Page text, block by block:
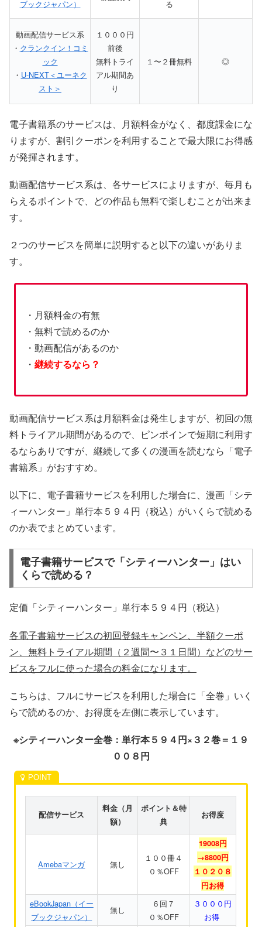
ブックジャパン） る
動画配信サービス系
・ クランクイン！コミ
ック
・ U-NEXT＜ユーネク
スト＞
１０００円
前後
無料トライ
アル期間あ
り
１〜２冊無料 ◎
電子書籍系のサービスは、月額料金がなく、都度課金にな
りますが、割引クーポンを利用することで最大限にお得感
が発揮されます。
動画配信サービス系は、各サービスによりますが、毎月も
らえるポイントで、どの作品も無料で楽しむことが出来ま
す。
２つのサービスを簡単に説明すると以下の違いがありま
す。
・月額料金の有無
・無料で読めるのか
・動画配信があるのか
・継続するなら？
動画配信サービス系は月額料金は発生しますが、初回の無
料トライアル期間があるので、ピンポインで短期に利用す
るならありですが、継続して多くの漫画を読むなら「電子
書籍系」がおすすめ。
以下に、電子書籍サービスを利用した場合に、漫画「シテ
ィーハンター」単行本５９４円（税込）がいくらで読める
のか表でまとめています。
電子書籍サービスで「シティーハンター」はい
くらで読める？
定価「シティーハンター」単行本５９４円（税込）
各電子書籍サービスの初回登録キャンペン、半額クーポ
ン、無料トライアル期間（２週間〜３１日間）などのサー
ビスをフルに使った場合の料金になります。
こちらは、フルにサービスを利用した場合に「全巻」いく
らで読めるのか、お得度を左側に表示しています。
※シティーハンター全巻：単行本５９４円×３２巻＝１９
００８円
配信サービス
料金（月
額）
ポイント＆特
典
お得度
Amebaマンガ 無し
１００冊４
０％OFF
19008円
→8800円
１０２０８
円お得
eBookJapan（イー
ブックジャパン）
無し
６回７
０％OFF
３０００円
お得